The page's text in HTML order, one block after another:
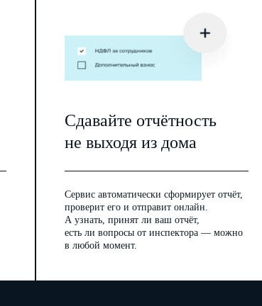
Сдавайте отчётность
не выходя из дома
Сервис автоматически сформирует отчёт,
проверит его и отправит онлайн.
А узнать, принят ли ваш отчёт,
есть ли вопросы от инспектора — можно
в любой момент.